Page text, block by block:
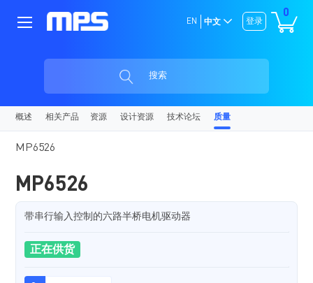
0
登录
EN 中文
搜索
概述 相关产品 资源 设计资源 技术论坛 质量
MP6526
MP6526
带串行输入控制的六路半桥电机驱动器
正在供货